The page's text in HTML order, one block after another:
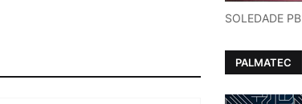
SOLEDADE PB
PALMATEC